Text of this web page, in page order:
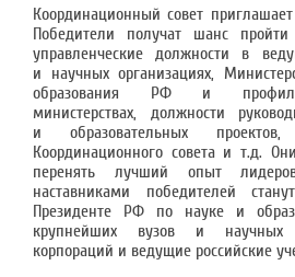
Координационный совет
Победители получат шанс
управленческие должности в
и научных организациях,
образования РФ и
министерствах, должности
и образовательных
Координационного совета и т.д.
перенять лучший опыт
наставниками победителей
Президенте РФ по науке и
крупнейших вузов и научных
корпораций и ведущие российские